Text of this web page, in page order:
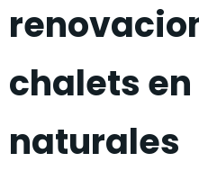
chalets
naturales